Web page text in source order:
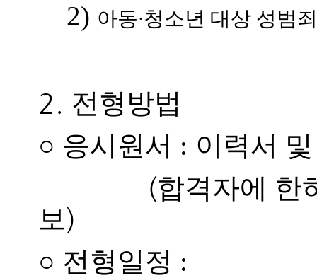
2) 아동·청소년 대상 성범
2. 전형방법
○ 응시원서 : 이력서
(합격자에 한
보)
○ 전형일정 :